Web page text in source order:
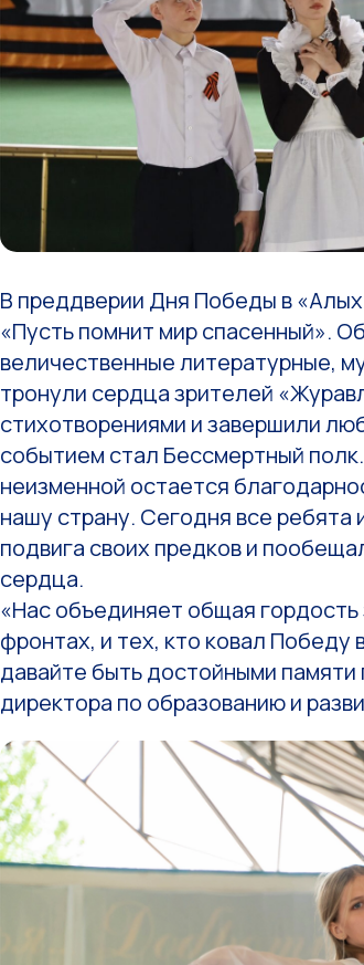
В преддверии Дня Победы в
«Пусть помнит мир спасенный».
величественные литературные,
тронули сердца зрителей
стихотворениями и завершили
событием стал Бессмертный
неизменной остается
нашу страну. Сегодня все
подвига своих предков и
сердца.
«Нас объединяет общая
фронтах, и тех, кто ковал
давайте быть достойными
директора по образованию и